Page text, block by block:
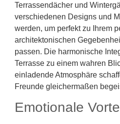
Terrassendächer und
verschiedenen Designs und
werden, um perfekt zu Ihrem
architektonischen
passen. Die harmonische
Terrasse zu einem wahren
einladende Atmosphäre
Freunde gleichermaßen
Emotionale